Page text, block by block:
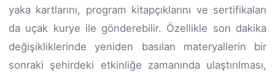
yaka kartlarını, program kitapçıklarını ve sertifikaları
da uçak kurye ile gönderebilir. Özellikle son dakika
değişikliklerinde yeniden basılan materyallerin bir
sonraki şehirdeki etkinliğe zamanında ulaştırılması,